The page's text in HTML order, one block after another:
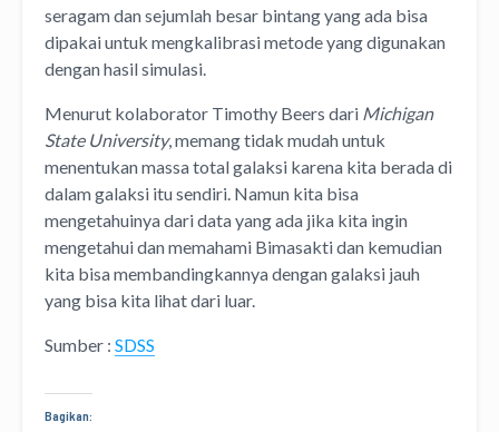
seragam dan sejumlah besar bintang yang ada bisa
dipakai untuk mengkalibrasi metode yang digunakan
dengan hasil simulasi.
Menurut kolaborator Timothy Beers dari Michigan
State University, memang tidak mudah untuk
menentukan massa total galaksi karena kita berada di
dalam galaksi itu sendiri. Namun kita bisa
mengetahuinya dari data yang ada jika kita ingin
mengetahui dan memahami Bimasakti dan kemudian
kita bisa membandingkannya dengan galaksi jauh
yang bisa kita lihat dari luar.
Sumber : SDSS
Bagikan: